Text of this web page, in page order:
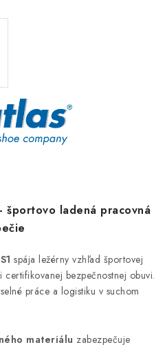
PRE ZÁKAZNÍKOV
športovo ladená pracovná
spája ležérny vzhľad športovej
bezpečnostnej obuvi.
práce a logistiku v suchom
materiálu zabezpečuje